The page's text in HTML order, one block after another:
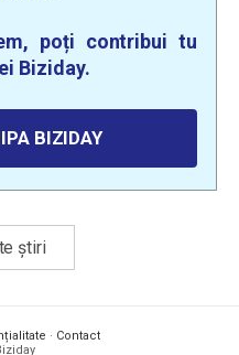
poți contribui tu
Biziday.
BIZIDAY
știri
· Contact